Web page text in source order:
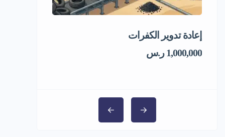
إعادة تدوير الكفرات
1,000,000 ر.س